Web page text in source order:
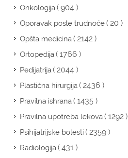
Onkologija( 904 )
Oporavak posle trudnoće( 20 )
Opšta medicina( 2142 )
Ortopedija( 1766 )
Pedijatrija( 2044 )
Plastična hirurgija( 2436 )
Pravilna ishrana( 1435 )
Pravilna upotreba lekova( 1292 )
Psihijatrijske bolesti( 2359 )
Radiologija( 431 )